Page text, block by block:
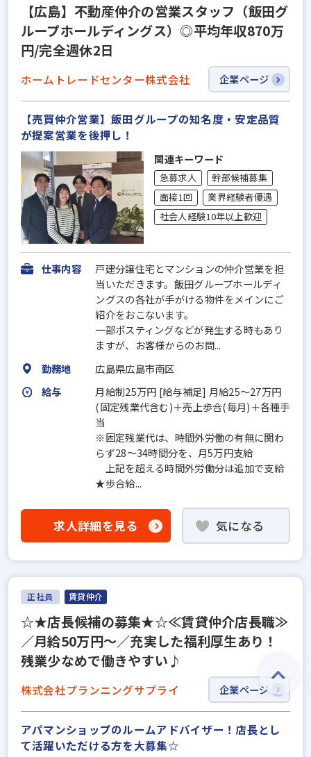
【広島】不動産仲介の営業スタッフ（飯田グ
ループホールディングス）◎平均年収870万
円/完全週休2日
ホームトレードセンター株式会社 企業ページ
【売買仲介営業】飯田グループの知名度・安定品質
が提案営業を後押し！
関連キーワード
急募求人
幹部候補募集
面接1回
業界経験者優遇
社会人経験10年以上歓迎
仕事内容
戸建分譲住宅とマンションの仲介営業を担
当いただきます。飯田グループホールディ
ングスの各社が手がける物件をメインにご
紹介をおこないます。
一部ポスティングなどが発生する時もあり
ますが、お客様からのお問...
勤務地
広島県広島市南区
給与
月給制25万円 [給与補足] 月給25～27万円
(固定残業代含む)＋売上歩合(毎月)＋各種手
当
※固定残業代は、時間外労働の有無に関わ
らず28～34時間分を、月5万円支給
上記を超える時間外労働分は追加で支給
★歩合給...
求人詳細を見る 気になる
正社員 賃貸仲介
☆★店長候補の募集★☆≪賃貸仲介店長職≫
／月給50万円～／充実した福利厚生あり！
残業少なめで働きやすい♪
株式会社プランニングサプライ 企業ページ
アパマンショップのルームアドバイザー！店長とし
て活躍いただける方を大募集☆